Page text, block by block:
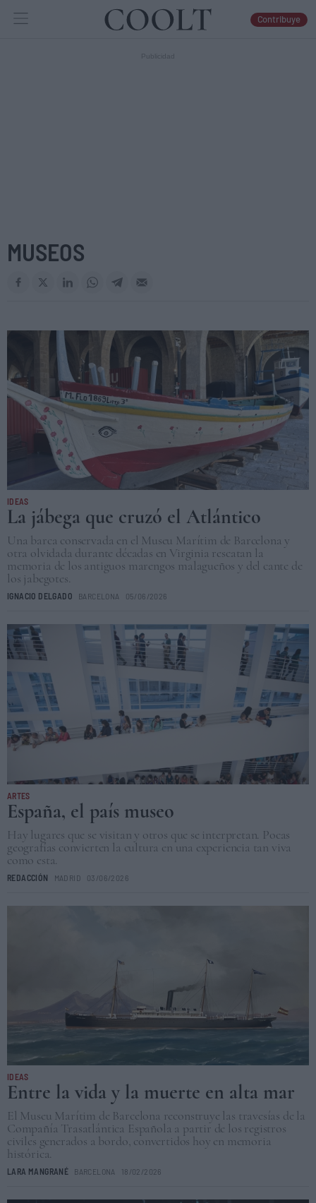
IDEAS
Contribuye
MUSEOS
IDEAS
La jábega que cruzó el Atlántico
Una barca conservada en el Museu Marítim de Barcelona y
otra olvidada durante décadas en Virginia rescatan la
memoria de los antiguos marengos malagueños y del cante de
los jabegotes.
IGNACIO DELGADO BARCELONA 05/06/2026
ARTES
España, el país museo
Hay lugares que se visitan y otros que se interpretan. Pocas
geografías convierten la cultura en una experiencia tan viva
como esta.
REDACCIÓN MADRID 03/06/2026
IDEAS
Entre la vida y la muerte en alta mar
El Museu Marítim de Barcelona reconstruye las travesías de la
Compañía Trasatlántica Española a partir de los registros
civiles generados a bordo, convertidos hoy en memoria
histórica.
LARA MANGRANÉ BARCELONA 18/02/2026